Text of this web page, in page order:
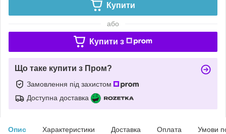
Купити
або
Купити з
Що таке купити з Пром?
Замовлення під захистом
Доступна доставка
Опис Характеристики Доставка Оплата Умови